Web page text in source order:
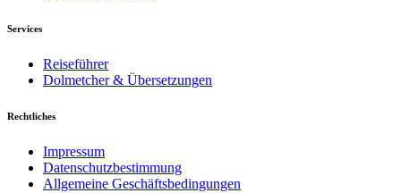
Services
Reiseführer
Dolmetcher & Übersetzungen
Rechtliches
Impressum
Datenschutzbestimmung
Allgemeine Geschäftsbedingungen